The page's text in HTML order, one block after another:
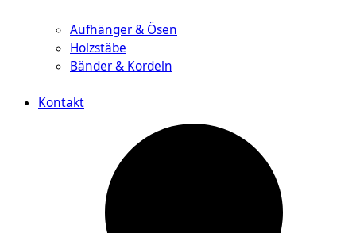
Aufhänger & Ösen
Holzstäbe
Bänder & Kordeln
Kontakt